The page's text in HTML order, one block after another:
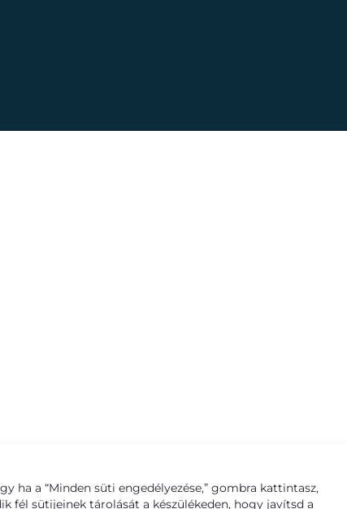
ha a “Minden süti engedélyezése,” gombra kattintasz,
fél sütijeinek tárolását a készülékeden, hogy javítsd a